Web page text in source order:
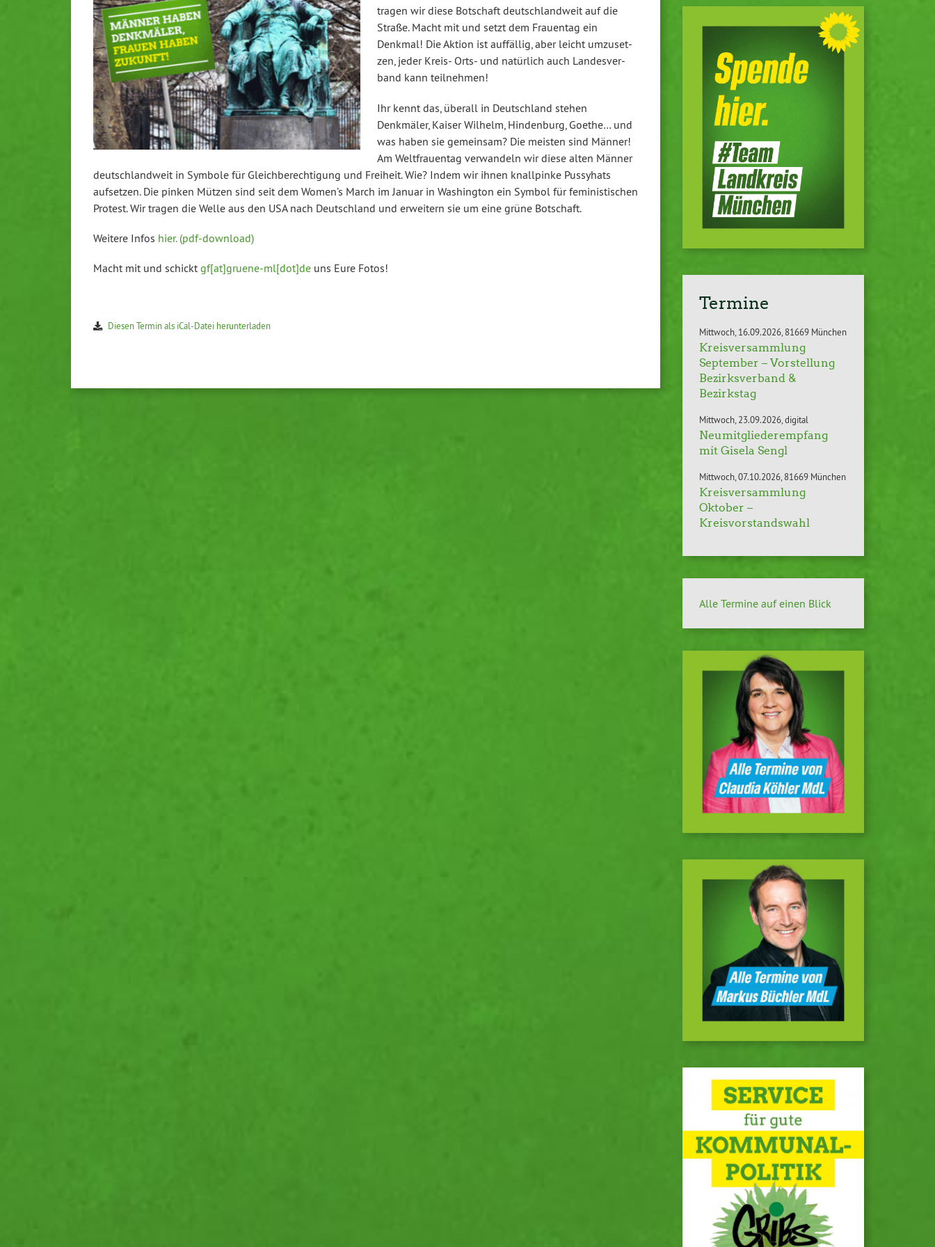
tragen wir diese Botschaft deutsch­land­weit auf die
Straße. Macht mit und setzt dem Frauentag ein
Denkmal! Die Aktion ist auffällig, aber leicht um­zu­set­
zen, jeder Kreis- Orts- und natürlich auch Lan­des­ver­
band kann teil­neh­men!
Ihr kennt das, überall in Deutsch­land stehen
Denkmäler, Kaiser Wilhelm, Hin­den­burg, Goethe… und
was haben sie gemeinsam? Die meisten sind Männer!
Am Welt­frau­en­tag ver­wan­deln wir diese alten Männer
deutsch­land­weit in Symbole für Gleich­be­rech­ti­gung und Freiheit. Wie? Indem wir ihnen knall­pin­ke Pussyhats
aufsetzen. Die pinken Mützen sind seit dem Women’s March im Januar in Wa­shing­ton ein Symbol für fe­mi­nis­ti­schen
Protest. Wir tragen die Welle aus den USA nach Deutsch­land und erweitern sie um eine grüne Botschaft.
Weitere Infos hier. (pdf-down­load)
Macht mit und schickt gf[at]gruene-ml[dot]de uns Eure Fotos!
Diesen Termin als iCal-Da­tei her­un­ter­la­den
Termine
Mittwoch 16.09.2026 81669 München
Kreisversammlung
September – Vorstellung
Bezirksverband &
Bezirkstag
Mittwoch 23.09.2026 digital
Neumitgliederempfang
mit Gisela Sengl
Mittwoch 07.10.2026 81669 München
Kreisversammlung
Oktober –
Kreisvorstandswahl
Alle Termine auf einen Blick